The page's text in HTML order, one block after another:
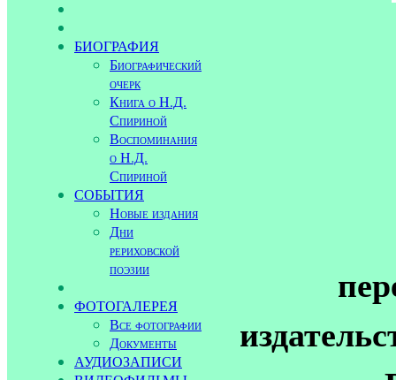
БИОГРАФИЯ
Биографический
очерк
Книга о Н.Д.
Спириной
Воспоминания
о Н.Д.
Спириной
СОБЫТИЯ
Новые издания
Дни
рериховской
поэзии
ФОТОГАЛЕРЕЯ
Все фотографии
Документы
АУДИОЗАПИСИ